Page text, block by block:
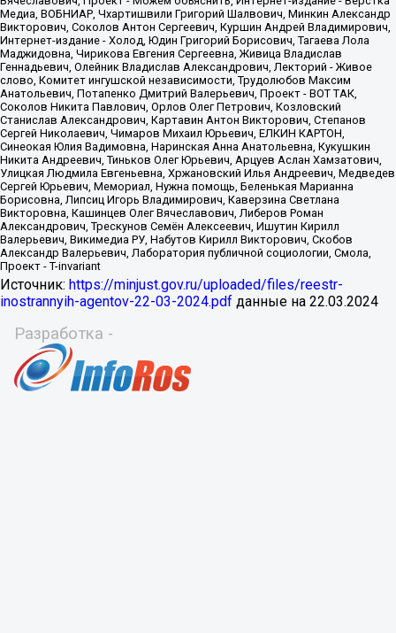
Источник: https://minjust.gov.ru/uploaded/files/reestr-
inostrannyih-agentov-22-03-2024.pdf данные на 22.03.2024
Разработка -